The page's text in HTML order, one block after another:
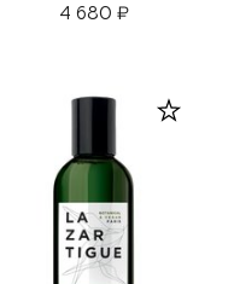
D'Exception (50ml)
4 680 ₽